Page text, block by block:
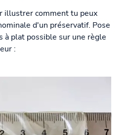
illustrer comment tu peux
d'un préservatif. Pose
à plat possible sur une règle
: